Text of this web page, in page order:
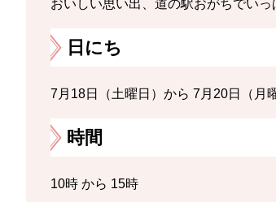
おいしい思い出、道の駅おがちでいっ
日にち
7月18日（土曜日）から 7月20日（月
時間
10時 から 15時